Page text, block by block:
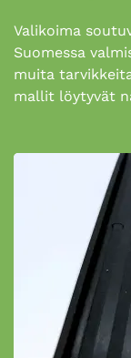
Valikoima
Suomessa
muita
mallit löytyvät